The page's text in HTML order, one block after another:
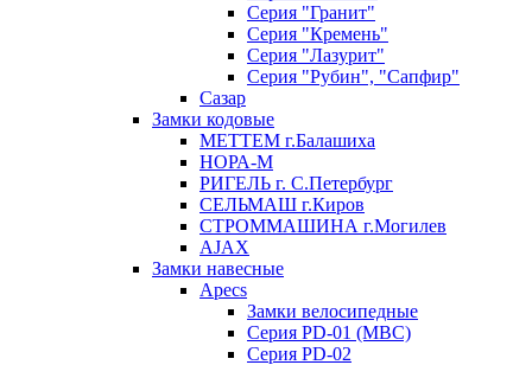
Серия "Гранит"
Серия "Кремень"
Серия "Лазурит"
Серия "Рубин", "Сапфир"
Сазар
Замки кодовые
МЕТТЕМ г.Балашиха
НОРА-М
РИГЕЛЬ г. С.Петербург
СЕЛЬМАШ г.Киров
СТРОММАШИНА г.Могилев
AJAX
Замки навесные
Apecs
Замки велосипедные
Серия PD-01 (МВС)
Серия PD-02